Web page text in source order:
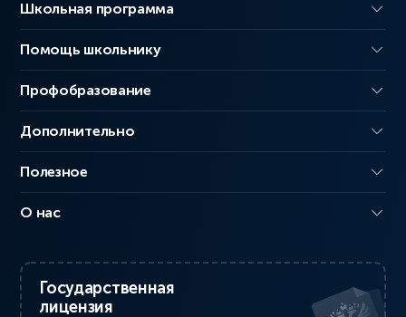
Школьная программа
Помощь школьнику
Профобразование
Дополнительно
Полезное
О нас
Государственная
лицензия